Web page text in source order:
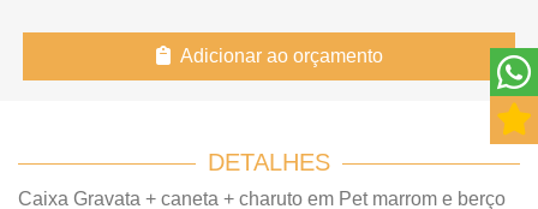
Adicionar ao orçamento
DETALHES
Caixa Gravata + caneta + charuto em Pet marrom e berço